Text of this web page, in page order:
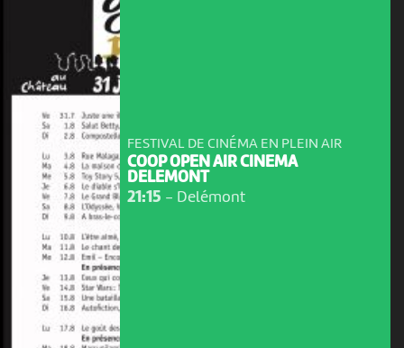
FESTIVAL DE CINÉMA EN PLEIN AIR
COOP OPEN AIR CINEMA
DELEMONT
21:15 - Delémont